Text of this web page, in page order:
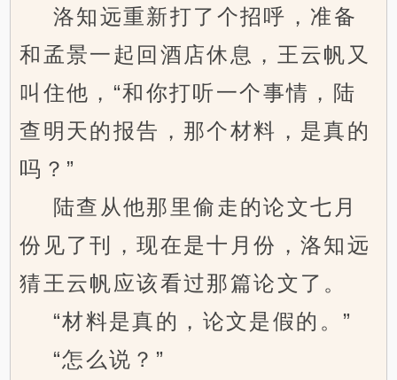
洛知远重新打了个招呼，准备
和孟景一起回酒店休息，王云帆又
叫住他，“和你打听一个事情，陆
查明天的报告，那个材料，是真的
吗？”
陆查从他那里偷走的论文七月
份见了刊，现在是十月份，洛知远
猜王云帆应该看过那篇论文了。
“材料是真的，论文是假的。”
“怎么说？”